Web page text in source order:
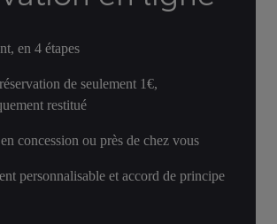
en 4 étapes
de seulement 1€,
restitué
concession ou près de chez vous
personnalisable et accord de principe